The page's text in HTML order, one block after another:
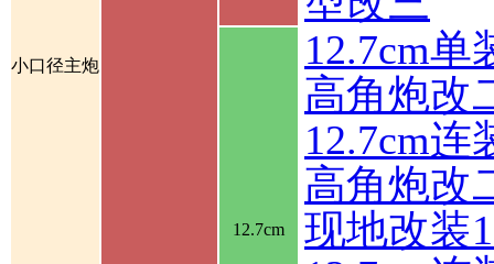
小口径主炮
12.7cm
12.7cm
高角炮改
12.7cm
高角炮改
现地改装